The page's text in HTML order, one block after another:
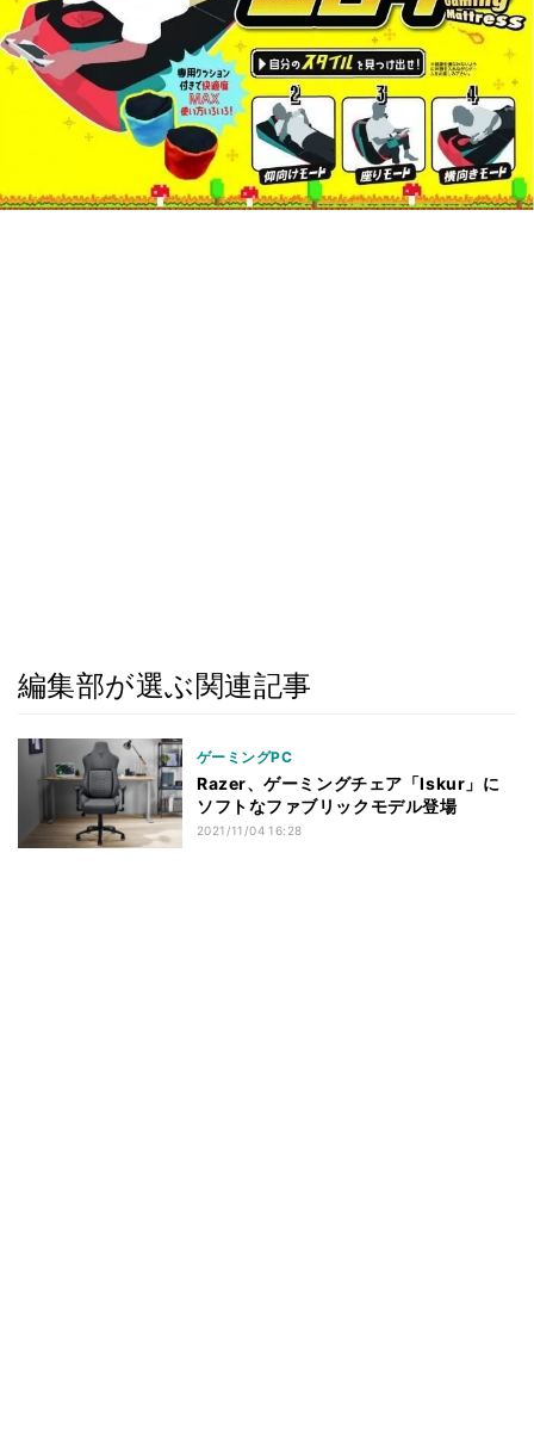
編集部が選ぶ関連記事
ゲーミングPC
Razer、ゲーミングチェア「Iskur」に
ソフトなファブリックモデル登場
2021/11/04 16:28